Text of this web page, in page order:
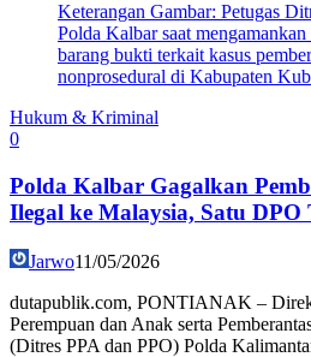
Keterangan Gambar: Petugas
Polda Kalbar saat
barang bukti terkait kasus
nonprosedural di Kabupaten
Hukum & Kriminal
0
Polda Kalbar Gagalkan
Ilegal ke Malaysia, Satu DPO
Jarwo11/05/2026
dutapublik.com, PONTIANAK –
Perempuan dan Anak serta
(Ditres PPA dan PPO) Polda